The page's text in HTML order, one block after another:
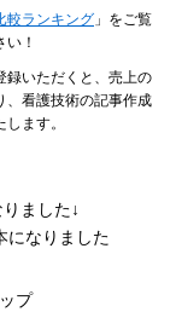
較ランキング 」をご覧
！
録いただくと、売上の
、看護技術の記事作成
ます。
ました↓
プ